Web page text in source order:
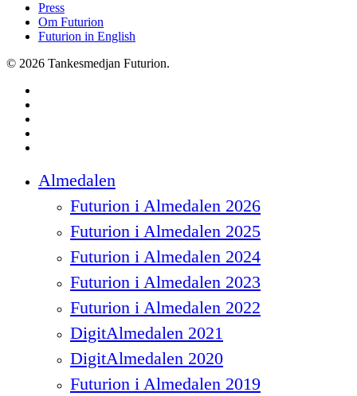
Press
Om Futurion
Futurion in English
© 2026 Tankesmedjan Futurion.
Menu
Almedalen
Futurion i Almedalen 2026
Futurion i Almedalen 2025
Futurion i Almedalen 2024
Futurion i Almedalen 2023
Futurion i Almedalen 2022
DigitAlmedalen 2021
DigitAlmedalen 2020
Futurion i Almedalen 2019